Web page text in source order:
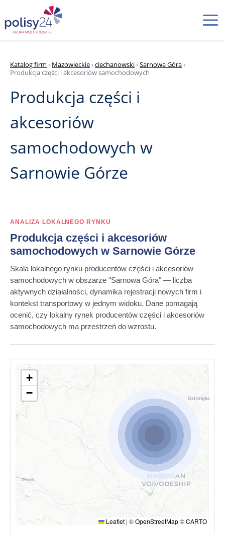
Katalog firm › Mazowieckie›ciechanowski›Sarnowa Góra›
Produkcja części i akcesoriów samochodowych
Produkcja części i
akcesoriów
samochodowych w
Sarnowie Górze
ANALIZA LOKALNEGO RYNKU
Produkcja części i akcesoriów
samochodowych w Sarnowie Górze
Skala lokalnego rynku producentów części i akcesoriów
samochodowych w obszarze "Sarnowa Góra" — liczba
aktywnych działalności, dynamika rejestracji nowych firm i
kontekst transportowy w jednym widoku. Dane pomagają
ocenić, czy lokalny rynek producentów części i akcesoriów
samochodowych ma przestrzeń do wzrostu.
+
−
Leaflet | ©OpenStreetMap©CARTO